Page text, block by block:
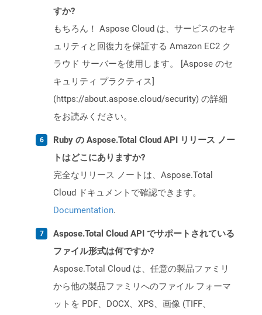
すか?
もちろん！ Aspose Cloud は、サービスのセキ
ュリティと回復力を保証する Amazon EC2 ク
ラウド サーバーを使用します。 [Aspose のセ
キュリティ プラクティス]
(https://about.aspose.cloud/security) の詳細
をお読みください。
Ruby の Aspose.Total Cloud API リリース ノー
トはどこにありますか?
完全なリリース ノートは、Aspose.Total
Cloud ドキュメントで確認できます。
Documentation.
Aspose.Total Cloud API でサポートされている
ファイル形式は何ですか?
Aspose.Total Cloud は、任意の製品ファミリ
から他の製品ファミリへのファイル フォーマ
ットを PDF、DOCX、XPS、画像 (TIFF、